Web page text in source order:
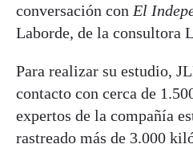
conversación con El
Laborde, de la consultora
Para realizar su estudio,
contacto con cerca de
expertos de la compañía
rastreado más de 3.000